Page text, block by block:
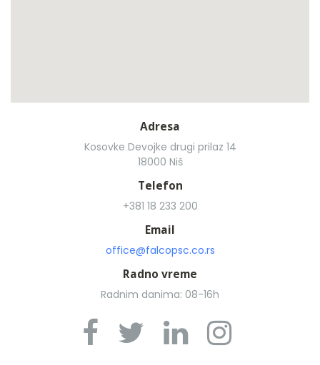
Adresa
Kosovke Devojke drugi prilaz 14
18000 Niš
Telefon
+381 18 233 200
Email
office@falcopsc.co.rs
Radno vreme
Radnim danima: 08-16h